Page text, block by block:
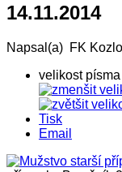
14.11.2014
Napsal(a) FK
velikost písma
Tisk
Email